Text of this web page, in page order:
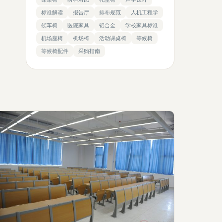
标准解读 报告厅 排布规范 人机工程学
候车椅 医院家具 铝合金 学校家具标准
机场座椅 机场椅 活动课桌椅 等候椅
等候椅配件 采购指南